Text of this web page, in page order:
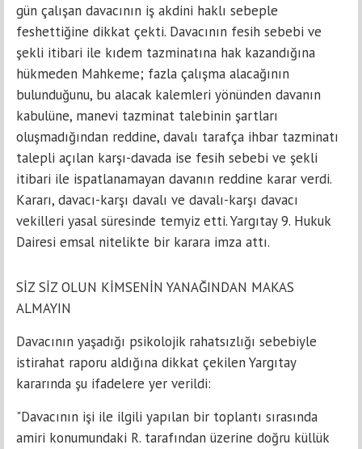
gün çalışan davacının iş akdini haklı sebeple
feshettiğine dikkat çekti. Davacının fesih sebebi ve
şekli itibari ile kıdem tazminatına hak kazandığına
hükmeden Mahkeme; fazla çalışma alacağının
bulunduğunu, bu alacak kalemleri yönünden davanın
kabulüne, manevi tazminat talebinin şartları
oluşmadığından reddine, davalı tarafça ihbar tazminatı
talepli açılan karşı-davada ise fesih sebebi ve şekli
itibari ile ispatlanamayan davanın reddine karar verdi.
Kararı, davacı-karşı davalı ve davalı-karşı davacı
vekilleri yasal süresinde temyiz etti. Yargıtay 9. Hukuk
Dairesi emsal nitelikte bir karara imza attı.
SİZ SİZ OLUN KİMSENİN YANAĞINDAN MAKAS
ALMAYIN
Davacının yaşadığı psikolojik rahatsızlığı sebebiyle
istirahat raporu aldığına dikkat çekilen Yargıtay
kararında şu ifadelere yer verildi:
"Davacının işi ile ilgili yapılan bir toplantı sırasında
amiri konumundaki R. tarafından üzerine doğru küllük